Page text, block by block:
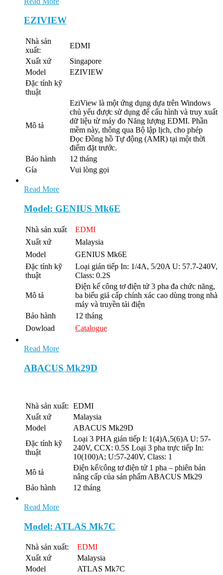
EZIVIEW
Nhà sản
xuất:
EDMI
Xuất xứ
Singapore
Model
EZIVIEW
Đặc tính kỹ
thuật
Mô tả
EziView là một ứng dụng dựa trên Windows
chủ yếu được sử dụng để cấu hình và truy xuất
dữ liệu từ máy đo Năng lượng EDMI. Phần
mềm này, thông qua Bộ lập lịch, cho phép
Đọc Đồng hồ Tự động (AMR) tại một thời
điểm đặt trước.
Bảo hành
12 tháng
Gía
Vui lòng gọi
Read More
Model: GENIUS Mk6E
Nhà sản xuất
EDMI
Xuất xứ
Malaysia
Model
GENIUS Mk6E
Đặc tính kỹ
thuật
Loại gián tiếp In: 1/4A, 5/20A U: 57.7-240V,
Class: 0.2S
Mô tả
Điện kế công tơ điện tử 3 pha đa chức năng,
ba biểu giá cấp chính xác cao dùng trong nhà
máy và truyền tải điện
Bảo hành
12 tháng
Dowload
Catalogue
Read More
ABACUS Mk29D
Nhà sản xuất: EDMI
Xuất xứ
Malaysia
Model
ABACUS Mk29D
Đặc tính kỹ
thuật
Loại 3 PHA gián tiếp I: 1(4)A,5(6)A U: 57-
240V, CCX: 0.5S Loại 3 pha trực tiếp In:
10(100)A; U:57-240V, Class: 1
Mô tả
Điện kế/công tơ điện tử 1 pha – phiên bản
nâng cấp của sản phẩm ABACUS Mk29
Bảo hành
12 tháng
Read More
Model: ATLAS Mk7C
Nhà sản xuất:
EDMI
Xuất xứ
Malaysia
Model
ATLAS Mk7C